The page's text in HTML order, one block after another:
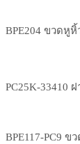
BPE204 ขวดหูหิ้
PC25K-33410 ฝ
BPE117-PC9 ข